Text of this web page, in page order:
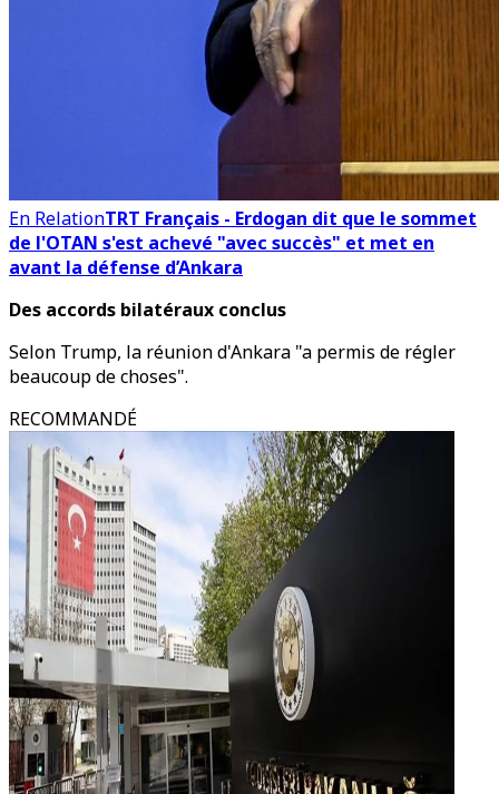
En RelationTRT Français - Erdogan dit que le sommet
de l'OTAN s'est achevé "avec succès" et met en
avant la défense d’Ankara
Des accords bilatéraux conclus
Selon Trump, la réunion d'Ankara "a permis de régler
beaucoup de choses".
RECOMMANDÉ